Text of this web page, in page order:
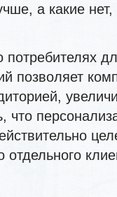
а какие нет,
позволяет
что